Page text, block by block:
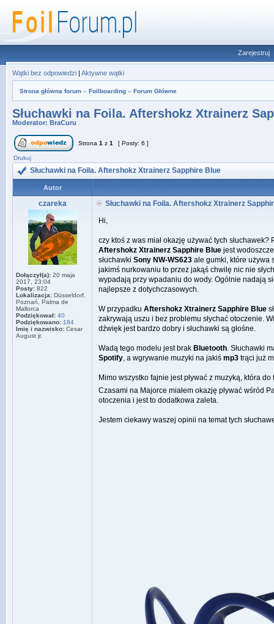
Zarejestruj
Wątki bez odpowiedzi | Aktywne wątki
Strona główna forum » Foilboarding » Forum Główne
Słuchawki na Foila. Aftershokz Xtrainerz
Moderator: BraCuru
Strona 1 z 1 [ Posty: 6 ]
Drukuj
Słuchawki na Foila. Aftershokz Xtrainerz Sapphire Blue
Autor
czareka
Dołączył(a): 20 maja
2017, 23:04
Posty: 822
Lokalizacja: Düsseldorf,
Poznań, Palma de
Mallorca
Podziękował: 40
Podziękowano: 184
Imię i nazwisko: Cesar
August jr.
Słuchawki na Foila. Aftershokz Xtrainerz
Hi,
czy ktoś z was miał okazję używać tych
Aftershokz Xtrainerz Sapphire Blue jest
słuchawki Sony NW-WS623 ale gumki, które używa
jakimś nurkowaniu to przez jakąś chwilę nic nie
wypadają przy wpadaniu do wody. Ogólnie nadają
najlepsze z dotychczasowych.
W przypadku Aftershokz Xtrainerz Sapphire Blue
zakrywają uszu i bez problemu słychać otoczenie.
dźwięk jest bardzo dobry i słuchawki są głośne.
Wadą tego modelu jest brak Bluetooth. Słuchawki
Spotify, a wgrywanie muzyki na jakiś mp3 trąci już
Mimo wszystko fajnie jest pływać z muzyką, która
Czasami na Majorce miałem okazję pływać wśród
otoczenia i jest to dodatkowa zaleta.
Jestem ciekawy waszej opinii na temat tych